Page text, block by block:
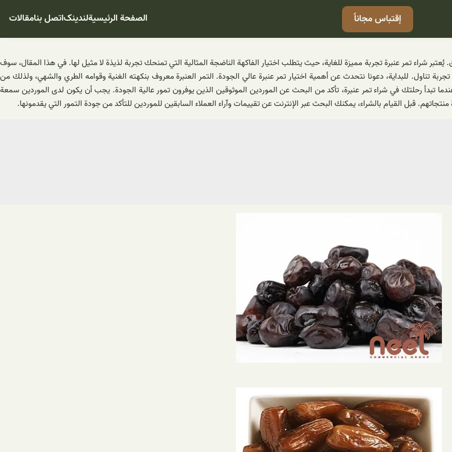
إقتباس مجاناً الصفحة الرئيسيةلندینکاتصل بنامقالات
يُعتبر شراء تمر عنبرة تجربة مميزة للغاية، حيث يتطلب اختيار الفاكهة الناضجة المثالية التي تمنحك تجربة لذيذة لا مثيل لها. في هذا المقال، سوف
تناول. للبداية، دعونا نتحدث عن أهمية اختيار تمر عنبرة عالي الجودة. التمر العنبرة معروف بنكهته الغنية وقوامه الطري والشهي، ولذلك من
تبدأ رحلتك في شراء تمر عنبرة، تأكد من البحث عن الموردين الموثوقين الذين يوفرون تمور عالية الجودة. يجب أن يكون لدى الموردين سمعة
قبل القيام بالشراء، يمكنك البحث عبر الإنترنت عن تقييمات وآراء العملاء السابقين للموردين للتأكد من جودة التمور التي يقدمونها.